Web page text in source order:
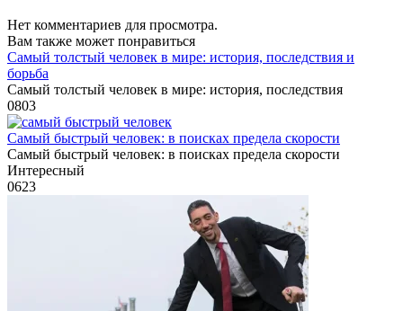
Нет комментариев для просмотра.
Вам также может понравиться
Самый толстый человек в мире: история, последствия и
борьба
Самый толстый человек в мире: история, последствия
0803
Самый быстрый человек: в поисках предела скорости
Самый быстрый человек: в поисках предела скорости
Интересный
0623